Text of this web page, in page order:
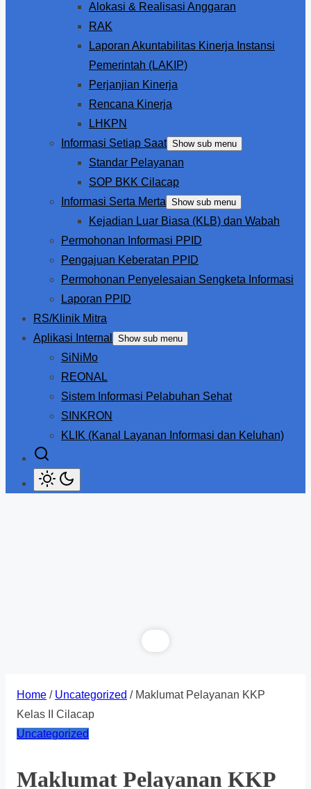
Alokasi & Realisasi Anggaran
RAK
Laporan Akuntabilitas Kinerja Instansi
Pemerintah (LAKIP)
Perjanjian Kinerja
Rencana Kinerja
LHKPN
Informasi Setiap Saat Show sub menu
Standar Pelayanan
SOP BKK Cilacap
Informasi Serta Merta Show sub menu
Kejadian Luar Biasa (KLB) dan Wabah
Permohonan Informasi PPID
Pengajuan Keberatan PPID
Permohonan Penyelesaian Sengketa Informasi
Laporan PPID
RS/Klinik Mitra
Aplikasi Internal
Show sub menu
SiNiMo
REONAL
Sistem Informasi Pelabuhan Sehat
SINKRON
KLIK (Kanal Layanan Informasi dan Keluhan)
Home / Uncategorized / Maklumat Pelayanan KKP
Kelas II Cilacap
Uncategorized
Maklumat Pelayanan KKP